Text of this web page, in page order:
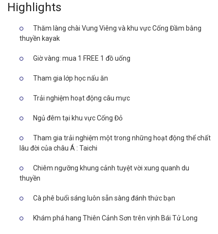
Highlights
Thăm làng chài Vung Viêng và khu vực Cống Đầm bằng
thuyền kayak
Giờ vàng: mua 1 FREE 1 đồ uống
Tham gia lớp học nấu ăn
Trải nghiệm hoạt động câu mực
Ngủ đêm tại khu vực Cống Đỏ
Tham gia trải nghiệm một trong những hoạt động thể chất
lâu đời của châu Á : Taichi
Chiêm ngưỡng khung cảnh tuyệt vời xung quanh du
thuyền
Cà phê buổi sáng luôn sẵn sàng đánh thức bạn
Khám phá hang Thiên Cảnh Sơn trên vịnh Bái Tử Long